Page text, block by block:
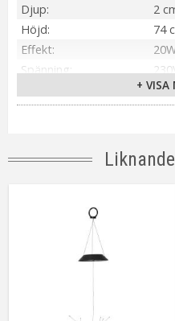
Djup
2
Höjd
74
Effekt
Spänning
Material / Färg
Ej
Spänning Ljuskälla
Anpassad för
+ VISA